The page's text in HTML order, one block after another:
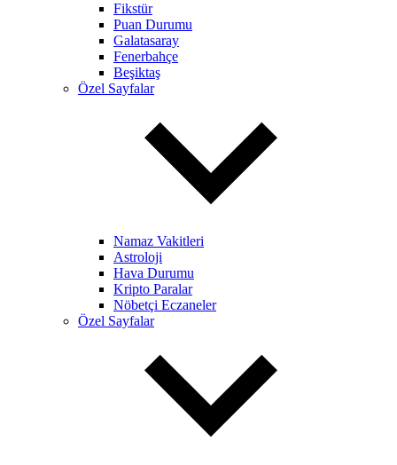
Fikstür
Puan Durumu
Galatasaray
Fenerbahçe
Beşiktaş
Özel Sayfalar
Namaz Vakitleri
Astroloji
Hava Durumu
Kripto Paralar
Nöbetçi Eczaneler
Özel Sayfalar